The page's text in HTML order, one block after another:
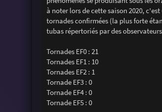
à noter lors de cette saison 2020,
tornades confirmées (la plus forte
tubas répertoriés par des
Tornades EF0 : 21
Tornades EF1 : 10
Tornades EF2 : 1
Tornade EF3 : 0
Tornade EF4 : 0
Tornade EF5 : 0